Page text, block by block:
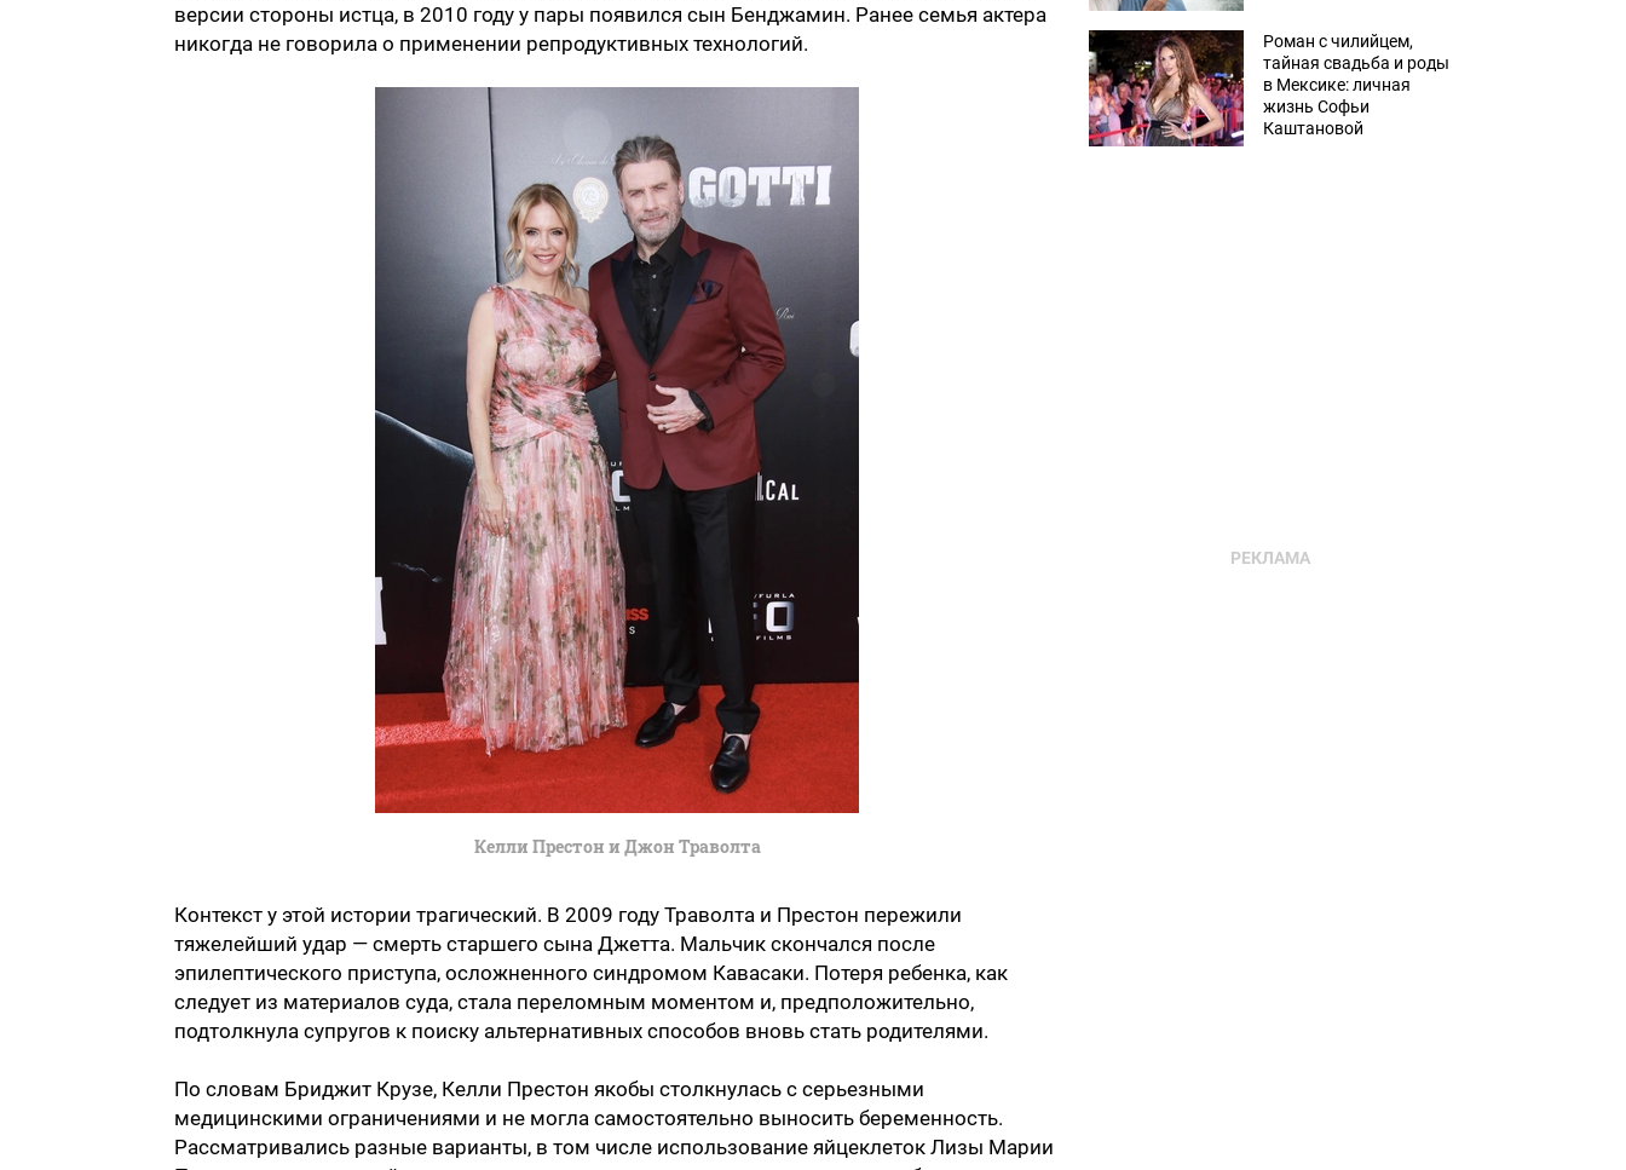
версии стороны истца, в 2010 году у пары появился сын Бенджамин. Ранее семья актера
никогда не говорила о применении репродуктивных технологий.
Келли Престон и Джон Траволта
Контекст у этой истории трагический. В 2009 году Траволта и Престон пережили
тяжелейший удар — смерть старшего сына Джетта. Мальчик скончался после
эпилептического приступа, осложненного синдромом Кавасаки. Потеря ребенка, как
следует из материалов суда, стала переломным моментом и, предположительно,
подтолкнула супругов к поиску альтернативных способов вновь стать родителями.
По словам Бриджит Крузе, Келли Престон якобы столкнулась с серьезными
медицинскими ограничениями и не могла самостоятельно выносить беременность.
Рассматривались разные варианты, в том числе использование яйцеклеток Лизы Марии
Роман с чилийцем,
тайная свадьба и роды
в Мексике: личная
жизнь Софьи
Каштановой